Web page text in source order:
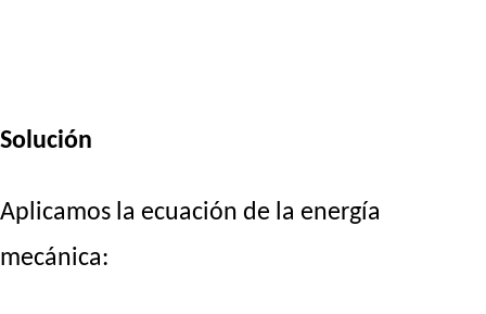
Solución
Aplicamos la ecuación de la energía
mecánica: